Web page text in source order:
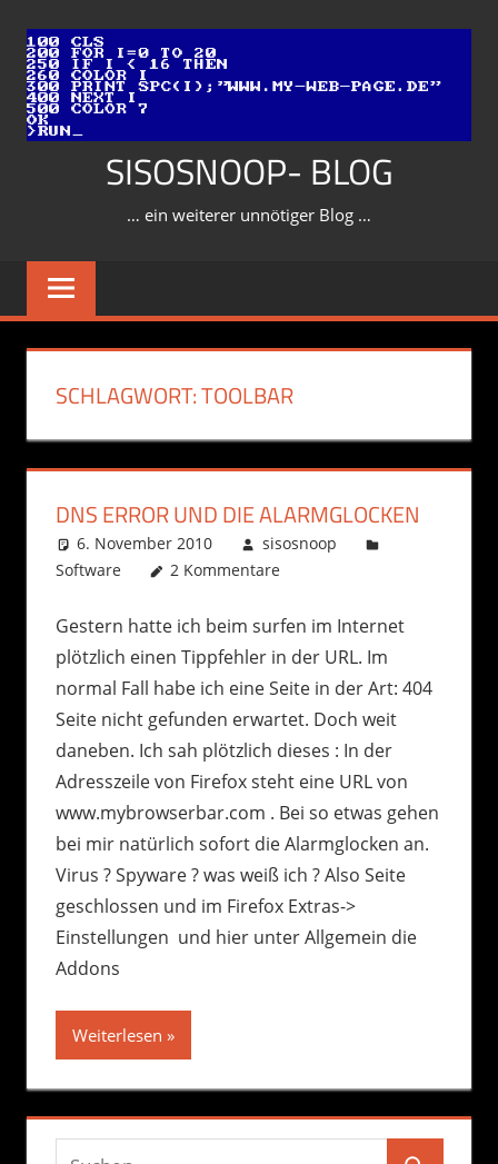
Inhalt
springen
SISOSNOOP- BLOG
… ein weiterer unnötiger Blog …
SCHLAGWORT:TOOLBAR
DNS ERROR UND DIE ALARMGLOCKEN
6. November 2010
sisosnoop
Software
2 Kommentare
Gestern hatte ich beim surfen im Internet
plötzlich einen Tippfehler in der URL. Im
normal Fall habe ich eine Seite in der Art: 404
Seite nicht gefunden erwartet. Doch weit
daneben. Ich sah plötzlich dieses : In der
Adresszeile von Firefox steht eine URL von
www.mybrowserbar.com . Bei so etwas gehen
bei mir natürlich sofort die Alarmglocken an.
Virus ? Spyware ? was weiß ich ? Also Seite
geschlossen und im Firefox Extras->
Einstellungen und hier unter Allgemein die
Addons
Weiterlesen
Suchen